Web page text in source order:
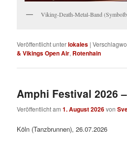
Viking-Death-Metal-Band
Veröffentlicht unterlokales |
& Vikings Open Air, Rotenhain
Amphi Festival 2026
Veröffentlicht am1. August 2026von
Köln (Tanzbrunnen), 26.07.2026